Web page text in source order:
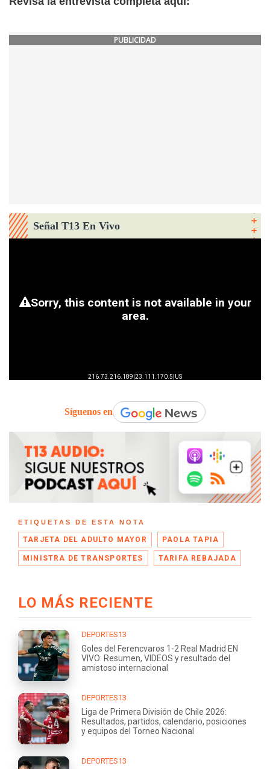
PUBLICIDAD
Señal T13 En Vivo
Síguenos en
ETIQUETAS DE ESTA NOTA
TARJETA DEL ADULTO MAYOR PAOLA TAPIA
MINISTRA DE TRANSPORTES TARIFA REBAJADA
LO MÁS RECIENTE
DEPORTES13
Goles del Ferencvaros 1-2 Real Madrid EN
VIVO: Resumen, VIDEOS y resultado del
amistoso internacional
DEPORTES13
Liga de Primera División de Chile 2026:
Resultados, partidos, calendario, posiciones
y equipos del Torneo Nacional
DEPORTES13